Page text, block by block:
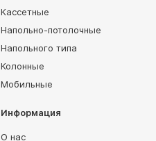
Кассетные
Напольно-потолочные
Напольного типа
Колонные
Мобильные
Информация
О нас